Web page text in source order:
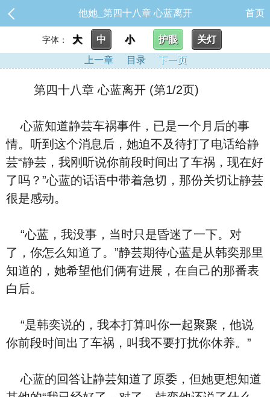
他她_第四十八章 心蓝离开 首页
字体： 大 中 小 护眼
关灯
上一章
目录 下一页
第四十八章 心蓝离开 (第1/2页)
心蓝知道静芸车祸事件，已是一个月后的事
情。听到这个消息后，她迫不及待打了电话给静
芸“静芸，我刚听说你前段时间出了车祸，现在好
了吗？”心蓝的话语中带着急切，那份关切让静芸
很是感动。
“心蓝，我没事，当时只是昏迷了一下。对
了，你怎么知道了。”静芸期待心蓝是从韩奕那里
知道的，她希望他们俩有进展，在自己的那番表
白后。
“是韩奕说的，我本打算叫你一起聚聚，他说
你前段时间出了车祸，叫我不要打扰你休养。”
心蓝的回答让静芸知道了原委，但她更想知道